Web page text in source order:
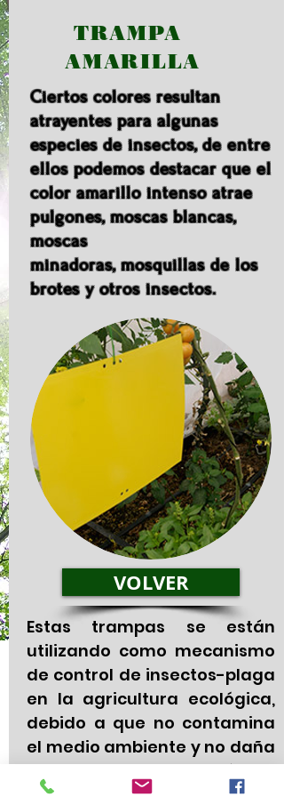
TRAMPA
AMARILLA
Ciertos colores resultan
atrayentes para algunas
especies de insectos, de entre
ellos podemos destacar que el
color amarillo intenso atrae
pulgones, moscas blancas,
moscas
minadoras, mosquillas de los
brotes y otros insectos.
VOLVER
Estas trampas se están
utilizando como mecanismo
de control de insectos-plaga
en la agricultura ecológica,
debido a que no contamina
el medio ambiente y no daña
a los insectos benéficos